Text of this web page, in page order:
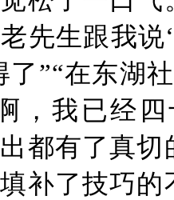
先生跟我
了”“在东湖
，我已经
都有了真
补了技巧